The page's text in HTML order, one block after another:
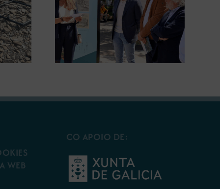
en
terra’
A COMG leva a Vigo a
exposición ‘Tesouros da terra’
WEB
CO APOIO DE: